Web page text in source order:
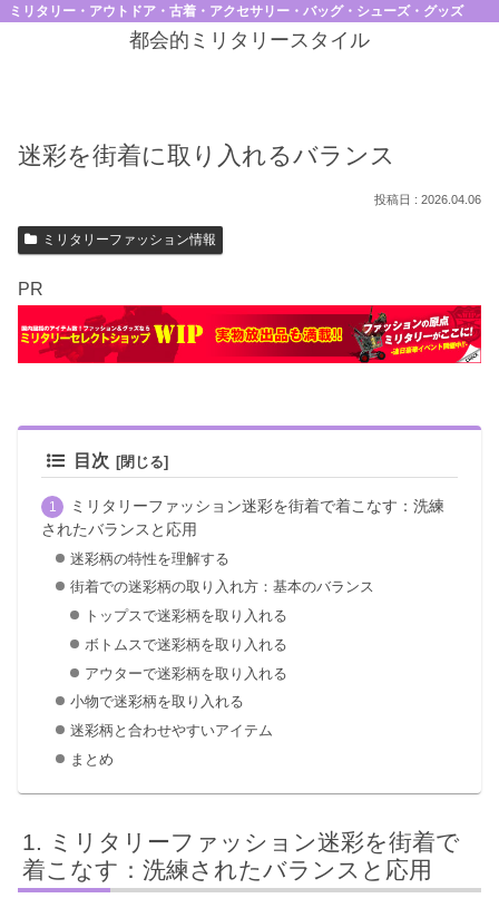
ミリタリー・アウトドア・古着・アクセサリー・バッグ・シューズ・グッズ
都会的ミリタリースタイル
迷彩を街着に取り入れるバランス
2026.04.06
ミリタリーファッション情報
PR
目次
ミリタリーファッション迷彩を街着で着こなす：洗練
されたバランスと応用
迷彩柄の特性を理解する
街着での迷彩柄の取り入れ方：基本のバランス
トップスで迷彩柄を取り入れる
ボトムスで迷彩柄を取り入れる
アウターで迷彩柄を取り入れる
小物で迷彩柄を取り入れる
迷彩柄と合わせやすいアイテム
まとめ
ミリタリーファッション迷彩を街着で
着こなす：洗練されたバランスと応用